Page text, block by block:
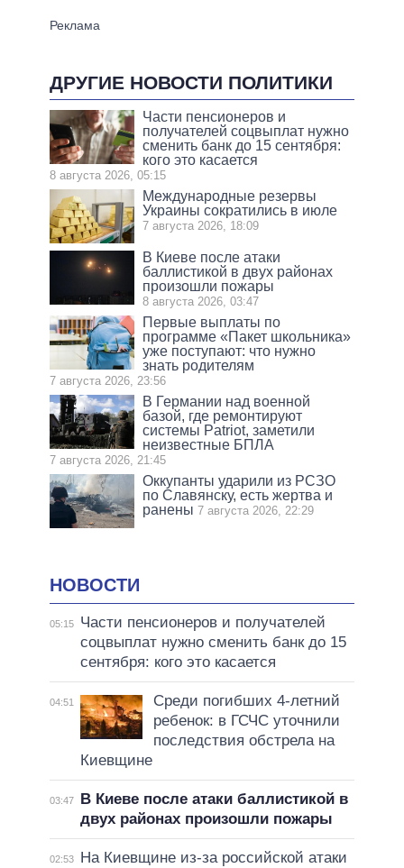
ДРУГИЕ НОВОСТИ ПОЛИТИКИ
Части пенсионеров и
получателей соцвыплат нужно
сменить банк до 15 сентября:
кого это касается
8 августа 2026, 05:15
Международные резервы
Украины сократились в июле
7 августа 2026, 18:09
В Киеве после атаки
баллистикой в двух районах
произошли пожары
8 августа 2026, 03:47
Первые выплаты по
программе «Пакет школьника»
уже поступают: что нужно
знать родителям
7 августа 2026, 23:56
В Германии над военной
базой, где ремонтируют
системы Patriot, заметили
неизвестные БПЛА
7 августа 2026, 21:45
Оккупанты ударили из РСЗО
по Славянску, есть жертва и
ранены 7 августа 2026, 22:29
НОВОСТИ
05:15
Части пенсионеров и получателей
соцвыплат нужно сменить банк до 15
сентября: кого это касается
04:51
Среди погибших 4-летний
ребенок: в ГСЧС уточнили
последствия обстрела на
Киевщине
03:47
В Киеве после атаки баллистикой в
двух районах произошли пожары
02:53
На Киевщине из-за российской атаки